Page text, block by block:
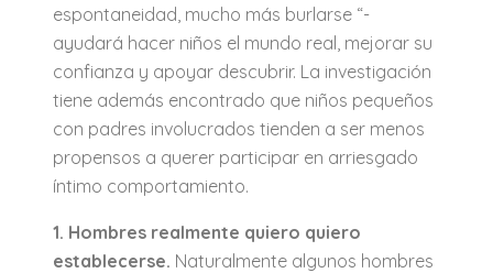
espontaneidad, mucho más burlarse “-
ayudará hacer niños el mundo real, mejorar su
confianza y apoyar descubrir. La investigación
tiene además encontrado que niños pequeños
con padres involucrados tienden a ser menos
propensos a querer participar en arriesgado
íntimo comportamiento.
1. Hombres realmente quiero quiero
establecerse. Naturalmente algunos hombres